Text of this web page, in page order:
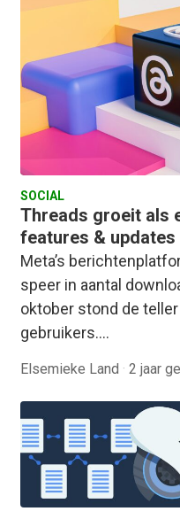
SOCIAL
Threads groeit als
features & updates
Meta’s
speer in aantal
oktober stond de
gebruikers.…
Elsemieke Land · 2 jaar